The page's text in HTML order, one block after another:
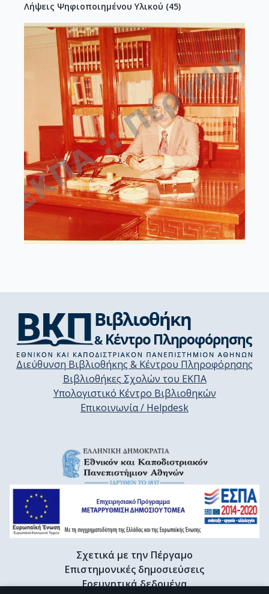
Λήψεις Ψηφιοποιημένου Υλικού (45)
Διεύθυνση Βιβλιοθήκης & Κέντρου Πληροφόρησης
Βιβλιοθήκες Σχολών του ΕΚΠΑ
Υπολογιστικό Κέντρο Βιβλιοθηκών
Επικοινωνία / Helpdesk
Σχετικά με την Πέργαμο
Επιστημονικές δημοσιεύσεις
Ερευνητικά δεδομένα